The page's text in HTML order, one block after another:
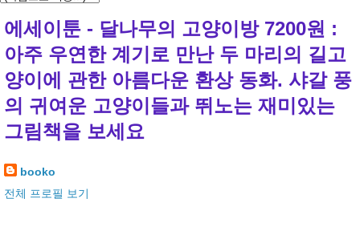
에세이툰 - 달나무의 고양이방 7200원 :
아주 우연한 계기로 만난 두 마리의 길고
양이에 관한 아름다운 환상 동화. 샤갈 풍
의 귀여운 고양이들과 뛰노는 재미있는
그림책을 보세요
booko
전체 프로필 보기